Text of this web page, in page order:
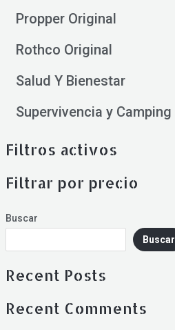
Propper Original
Rothco Original
Salud Y Bienestar
Supervivencia y Camping
Filtros activos
Filtrar por precio
Buscar
Buscar
Recent Posts
Recent Comments